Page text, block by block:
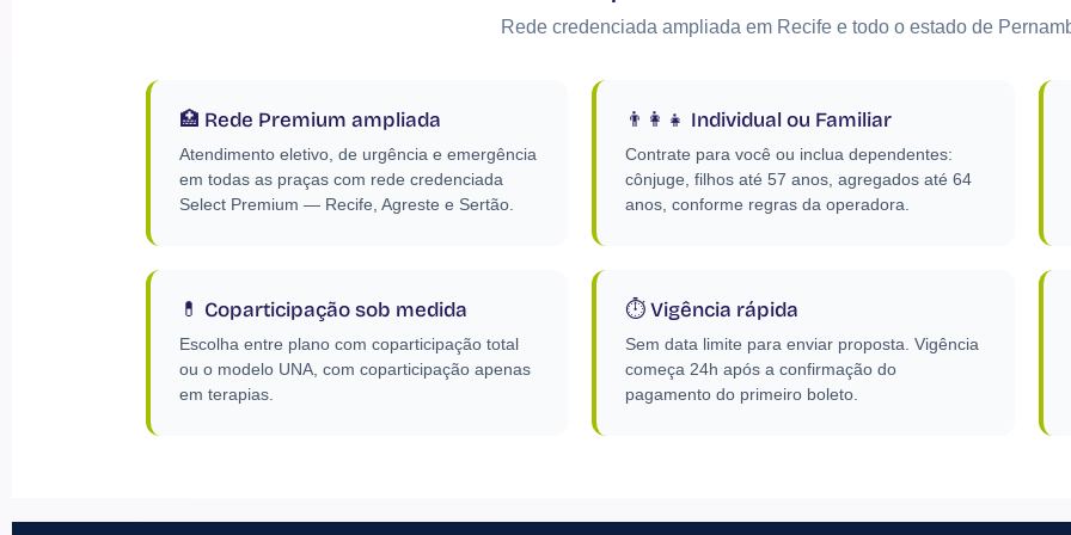
Rede credenciada ampliada em Recife e todo o estado de
🏥 Rede Premium ampliada
Atendimento eletivo, de urgência e emergência
em todas as praças com rede credenciada
Select Premium — Recife, Agreste e Sertão.
👨‍👩‍👧 Individual ou Familiar
Contrate para você ou inclua dependentes:
cônjuge, filhos até 57 anos, agregados até 64
anos, conforme regras da operadora.
💊 Coparticipação sob medida
Escolha entre plano com coparticipação total
ou o modelo UNA, com coparticipação apenas
em terapias.
⏱️ Vigência rápida
Sem data limite para enviar proposta. Vigência
começa 24h após a confirmação do
pagamento do primeiro boleto.